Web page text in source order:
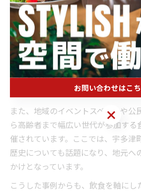
宇多津町で飲食を活用した交流事
宇多津町では、住民同士が飲食を
り組みが複数行われています。代表
材を使った料理を持ち寄る「手作り
参加者は自慢の一品を披露し合い、
方法を交換することで、食文化の継
また、地域のイベントスペースや公
ら高齢者まで幅広い世代が参加する
催されています。ここでは、宇多津
歴史についても話題になり、地元へ
かけとなっています。
こうした事例からも、飲食を軸にし
お問い合わせはこ
お問い合わせはこ